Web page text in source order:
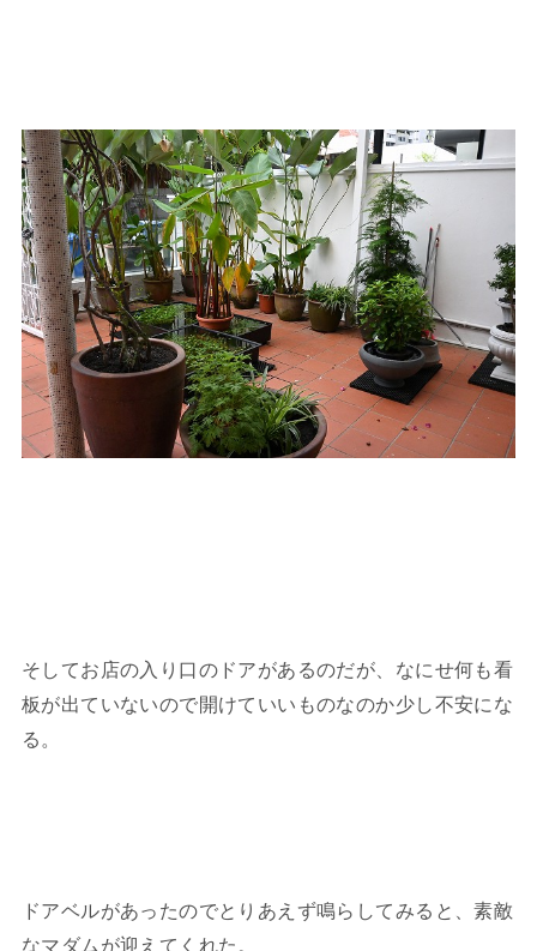
そしてお店の入り口のドアがあるのだが、なにせ何も看
板が出ていないので開けていいものなのか少し不安にな
る。
ドアベルがあったのでとりあえず鳴らしてみると、素敵
なマダムが迎えてくれた。